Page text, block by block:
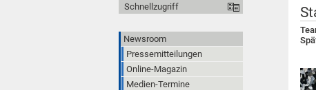
Schnellzugriff
Newsroom
Pressemitteilungen
Online-Magazin
Medien-Termine